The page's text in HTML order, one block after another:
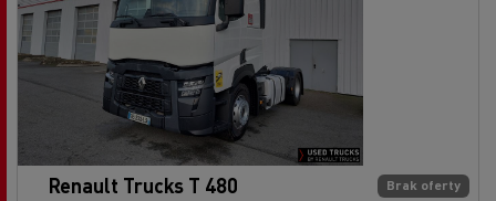
Brak oferty
Renault Trucks T 480